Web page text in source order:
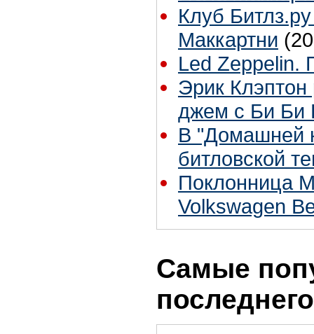
Клуб
Маккартни
Led Zeppelin.
Эрик Клэптон
джем с Би Би
В "Домашней
битловской
Поклонница
Volkswagen
Самые